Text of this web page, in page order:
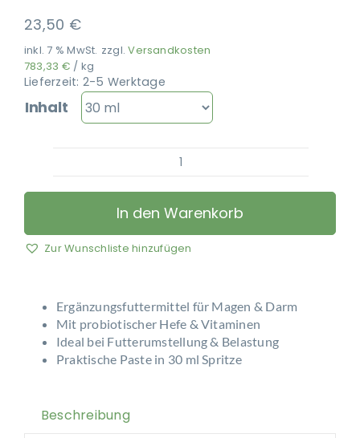
23,50 €
inkl. 7 % MwSt. zzgl.Versandkosten
783,33 € / kg
Lieferzeit: 2-5 Werktage
Inhalt
Hestevard
–
Profix
30ml
In den Warenkorb
Zur Wunschliste hinzufügen
Ergänzungsfuttermittel für Magen & Darm
Mit probiotischer Hefe & Vitaminen
Ideal bei Futterumstellung & Belastung
Praktische Paste in 30 ml Spritze
Beschreibung